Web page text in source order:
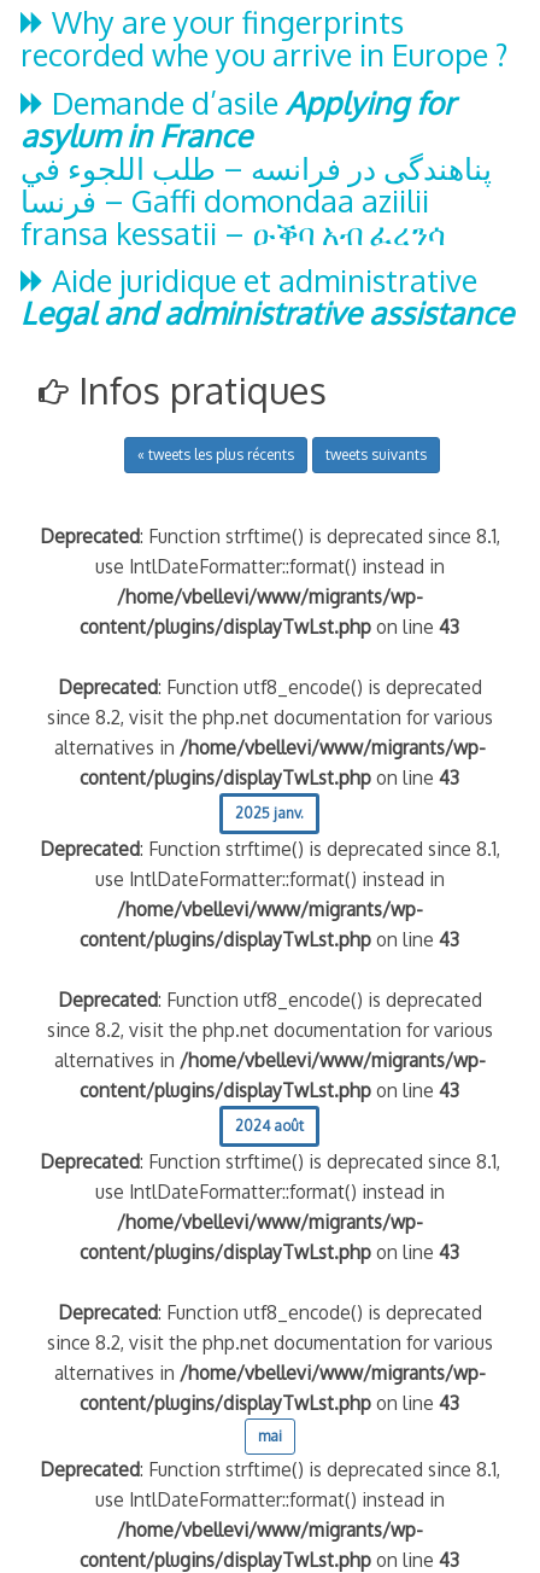
Why are your fingerprints
recorded whe you arrive in Europe ?
Demande d’asileApplying for
asylum in France
پناهندگی در فرانسه – طلب اللجوء في
– Gaffi domondaa aziilii
fransa kessatii – ዑቕባ አብ ፈረንሳ
Aide juridique et administrative
Legal and administrative assistance
Infos pratiques
« tweets les plus récents tweets suivants
Deprecated: Function strftime() is deprecated since 8.1,
use IntlDateFormatter::format() instead in
/home/vbellevi/www/migrants/wp-
content/plugins/displayTwLst.php on line43
Deprecated: Function utf8_encode() is deprecated
since 8.2, visit the php.net documentation for various
alternatives in /home/vbellevi/www/migrants/wp-
content/plugins/displayTwLst.php on line43
2025 janv.
Deprecated: Function strftime() is deprecated since 8.1,
use IntlDateFormatter::format() instead in
/home/vbellevi/www/migrants/wp-
content/plugins/displayTwLst.php on line43
Deprecated: Function utf8_encode() is deprecated
since 8.2, visit the php.net documentation for various
alternatives in /home/vbellevi/www/migrants/wp-
content/plugins/displayTwLst.php on line43
2024 août
Deprecated: Function strftime() is deprecated since 8.1,
use IntlDateFormatter::format() instead in
/home/vbellevi/www/migrants/wp-
content/plugins/displayTwLst.php on line43
Deprecated: Function utf8_encode() is deprecated
since 8.2, visit the php.net documentation for various
alternatives in /home/vbellevi/www/migrants/wp-
content/plugins/displayTwLst.php on line43
mai
Deprecated: Function strftime() is deprecated since 8.1,
use IntlDateFormatter::format() instead in
/home/vbellevi/www/migrants/wp-
content/plugins/displayTwLst.php on line43